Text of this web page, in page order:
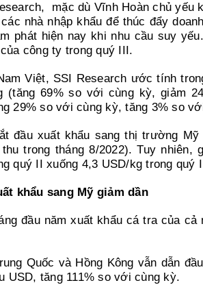
mặc dù Vĩnh Hoàn chủ yếu
nhà nhập khẩu để thúc đẩy
phát hiện nay khi nhu cầu suy
công ty trong quý III.
Việt, SSI Research ước tính
(tăng 69% so với cùng kỳ, giảm
29% so với cùng kỳ, tăng 3% so
đầu xuất khẩu sang thị trường
thu trong tháng 8/2022). Tuy
quý II xuống 4,3 USD/kg trong quý
khẩu sang Mỹ giảm dần
đầu năm xuất khẩu cá tra của
Quốc và Hồng Kông vẫn dẫn
USD, tăng 111% so với cùng kỳ.